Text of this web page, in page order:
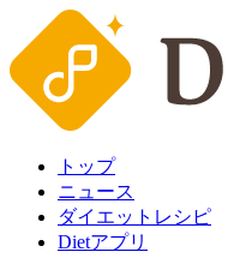
トップ
ニュース
ダイエットレシピ
Dietアプリ